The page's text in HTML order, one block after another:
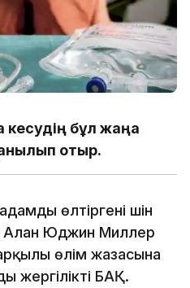
кесудің бұл жаңа
отыр.
өлтіргені үшін
Алан Юджин Миллер
өлім жазасына
жергілікті БАҚ.